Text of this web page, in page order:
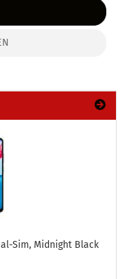
​Sim, Mid­night Black